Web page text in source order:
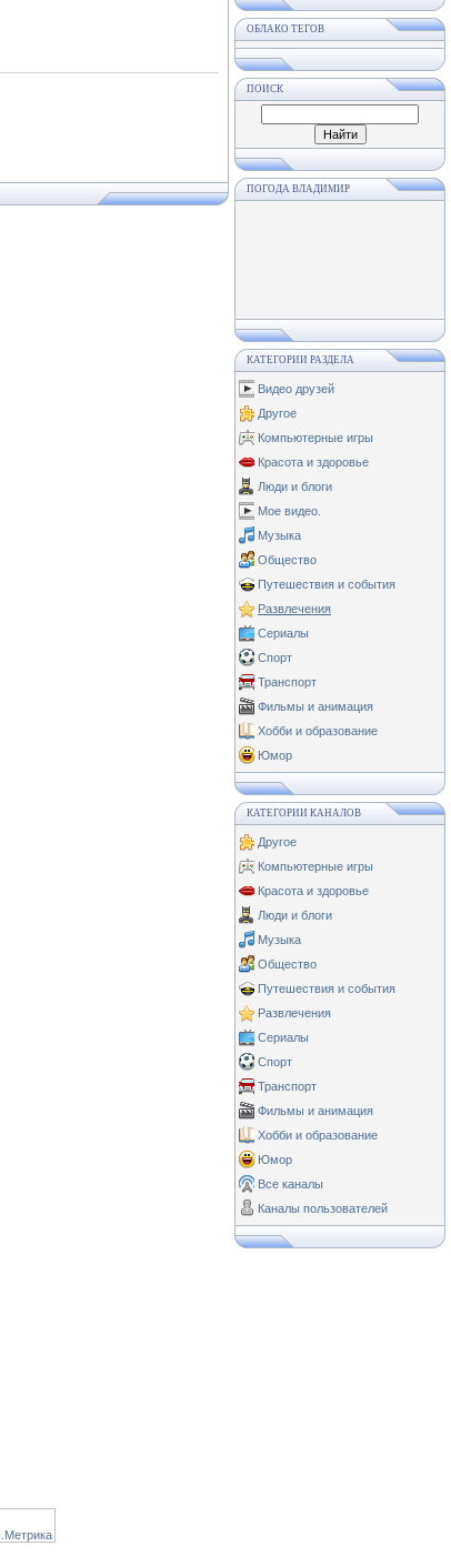
ОБЛАКО ТЕГОВ
ПОИСК
ПОГОДА ВЛАДИМИР
КАТЕГОРИИ РАЗДЕЛА
Видео друзей
Другое
Компьютерные игры
Красота и здоровье
Люди и блоги
Мое видео.
Музыка
Общество
Путешествия и события
Развлечения
Сериалы
Спорт
Транспорт
Фильмы и анимация
Хобби и образование
Юмор
КАТЕГОРИИ КАНАЛОВ
Другое
Компьютерные игры
Красота и здоровье
Люди и блоги
Музыка
Общество
Путешествия и события
Развлечения
Сериалы
Спорт
Транспорт
Фильмы и анимация
Хобби и образование
Юмор
Все каналы
Каналы пользователей